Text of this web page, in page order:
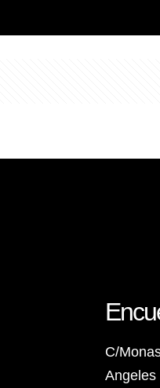
C/
Angeles